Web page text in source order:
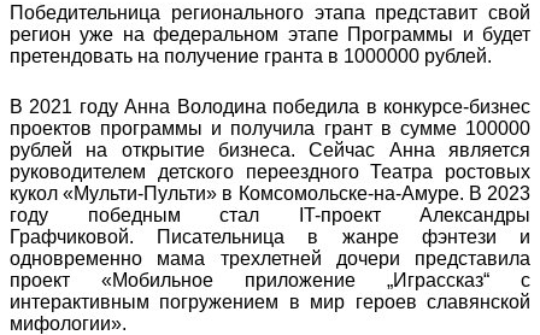
Победительница регионального этапа представит свой
регион уже на федеральном этапе Программы и будет
претендовать на получение гранта в 1000000 рублей.
В 2021 году Анна Володина победила в конкурсе-бизнес
проектов программы и получила грант в сумме 100000
рублей на открытие бизнеса. Сейчас Анна является
руководителем детского переездного Театра ростовых
кукол «Мульти-Пульти» в Комсомольске-на-Амуре. В 2023
году победным стал IT-проект Александры
Графчиковой. Писательница в жанре фэнтези и
одновременно мама трехлетней дочери представила
проект «Мобильное приложение „Играссказ“ с
интерактивным погружением в мир героев славянской
мифологии».